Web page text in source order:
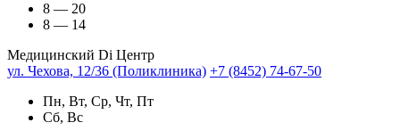
8 — 20
8 — 14
Медицинский Di Центр
ул. Чехова, 12/36 (Поликлиника) +7 (8452) 74-67-50
Пн, Вт, Ср, Чт, Пт
Сб, Вс